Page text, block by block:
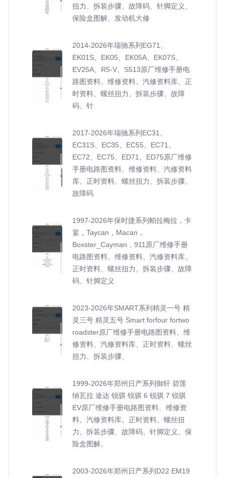
扭力、拆装步骤、故障码、针脚定义、
保险盒图解、发动机大修
2014-2026年瑞驰系列EG71、
EK01S、EK05、EK05A、EK07S、
EV25A、R5-V、S513原厂维修手册电
路图资料、维修资料、汽修资料库、正
时资料、螺丝扭力、拆装步骤、故障
码、针
2017-2026年瑞驰系列EC31、
EC31S、EC35、EC55、EC71、
EC72、EC75、ED71、ED75原厂维修
手册电路图资料、维修资料、汽修资料
库、正时资料、螺丝扭力、拆装步骤、
故障码
1997-2026年保时捷系列帕拉梅拉，卡
宴，Taycan，Macan，
Boxster_Cayman，911原厂维修手册
电路图资料、维修资料、汽修资料库、
正时资料、螺丝扭力、拆装步骤、故障
码、针脚定义
2023-2026年SMART系列精灵一号 精
灵三号 精灵五号 Smart forfour fortwo
roadster原厂维修手册电路图资料、维
修资料、汽修资料库、正时资料、螺丝
扭力、拆装步骤、
1999-2026年郑州日产系列御轩 碧莲
纳瓦拉 途达 锐骐 锐骐 6 锐骐 7 锐骐
EV原厂维修手册电路图资料、维修资
料、汽修资料库、正时资料、螺丝扭
力、拆装步骤、故障码、针脚定义、保
险盒图解、
2003-2026年郑州日产系列D22 EM19